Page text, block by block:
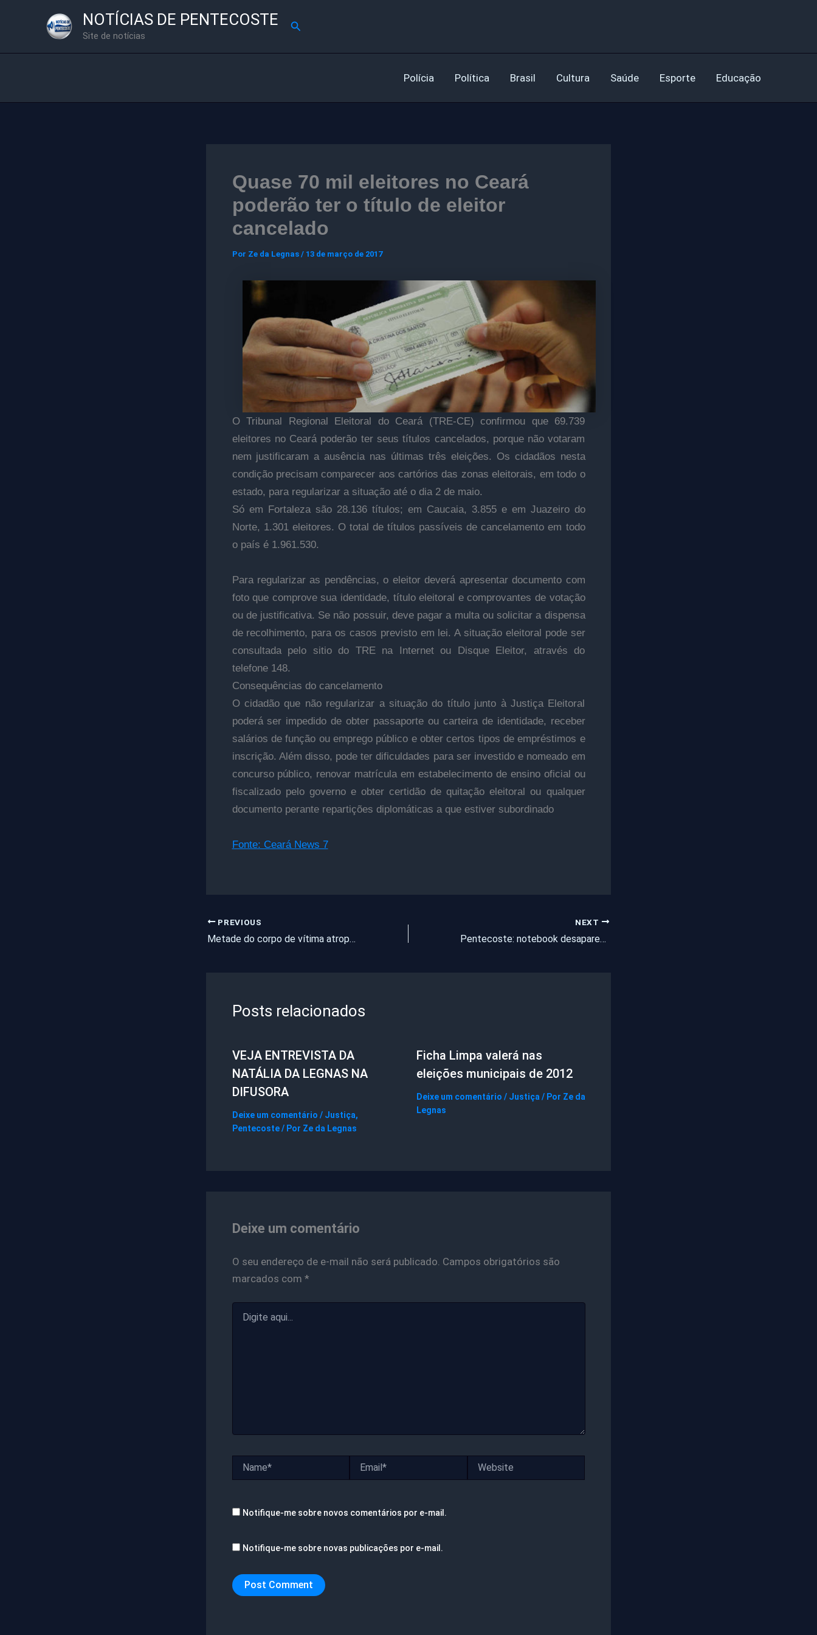
NOTÍCIAS DE PENTECOSTE
Site de notícias
Pesquisar
Polícia Política Brasil Cultura Saúde Esporte Educação
Quase 70 mil eleitores no Ceará
poderão ter o título de eleitor
cancelado
Por Ze da Legnas / 13 de março de 2017
O Tribunal Regional Eleitoral do Ceará (TRE-CE) confirmou que 69.739
eleitores no Ceará poderão ter seus títulos cancelados, porque não votaram
nem justificaram a ausência nas últimas três eleições. Os cidadãos nesta
condição precisam comparecer aos cartórios das zonas eleitorais, em todo o
estado, para regularizar a situação até o dia 2 de maio.
Só em Fortaleza são 28.136 títulos; em Caucaia, 3.855 e em Juazeiro do
Norte, 1.301 eleitores. O total de títulos passíveis de cancelamento em todo
o país é 1.961.530.
Para regularizar as pendências, o eleitor deverá apresentar documento com
foto que comprove sua identidade, título eleitoral e comprovantes de votação
ou de justificativa. Se não possuir, deve pagar a multa ou solicitar a dispensa
de recolhimento, para os casos previsto em lei. A situação eleitoral pode ser
consultada pelo sitio do TRE na Internet ou Disque Eleitor, através do
telefone 148.
Consequências do cancelamento
O cidadão que não regularizar a situação do título junto à Justiça Eleitoral
poderá ser impedido de obter passaporte ou carteira de identidade, receber
salários de função ou emprego público e obter certos tipos de empréstimos e
inscrição. Além disso, pode ter dificuldades para ser investido e nomeado em
concurso público, renovar matrícula em estabelecimento de ensino oficial ou
fiscalizado pelo governo e obter certidão de quitação eleitoral ou qualquer
documento perante repartições diplomáticas a que estiver subordinado
Fonte: Ceará News 7
PREVIOUS
Metade do corpo de vítima atropelada na BR-116 é encontrado
NEXT
Pentecoste: notebook desaparecido é recuperado; um aluno havia furtado o aparelho
Posts relacionados
VEJA ENTREVISTA DA
NATÁLIA DA LEGNAS NA
DIFUSORA
Deixe um comentário / Justiça,
Pentecoste/ Por Ze da Legnas
Ficha Limpa valerá nas
eleições municipais de 2012
Deixe um comentário / Justiça / Por Ze da
Legnas
Deixe um comentário
O seu endereço de e-mail não será publicado. Campos obrigatórios são
marcados com *
aqui...
Notifique-me sobre novos comentários por e-mail.
Notifique-me sobre novas publicações por e-mail.